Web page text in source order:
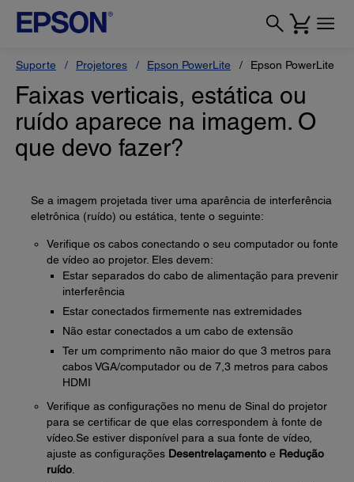
Suporte Projetores Epson PowerLite Epson PowerLite
Faixas verticais, estática ou
ruído aparece na imagem. O
que devo fazer?
Se a imagem projetada tiver uma aparência de interferência
eletrônica (ruído) ou estática, tente o seguinte:
Verifique os cabos conectando o seu computador ou fonte
de vídeo ao projetor. Eles devem:
Estar separados do cabo de alimentação para prevenir
interferência
Estar conectados firmemente nas extremidades
Não estar conectados a um cabo de extensão
Ter um comprimento não maior do que 3 metros para
cabos VGA/computador ou de 7,3 metros para cabos
HDMI
Verifique as configurações no menu de Sinal do projetor
para se certificar de que elas correspondem à fonte de
vídeo.Se estiver disponível para a sua fonte de vídeo,
ajuste as configurações Desentrelaçamento e Redução
ruído